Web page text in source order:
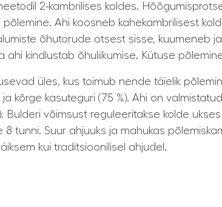
2-kambrilises koldes.
Ahi koosneb kahekambrilisest
õhutorude otsest sisse, kuumeneb
ahi kindlustab õhuliikumise. Kütuse
üles, kus toimub nende täielik
kõrge kasuteguri (75 %). Ahi on
võimsust reguleeritakse kolde
tunni. Suur ahjuuks ja mahukas
kui traditsioonilisel ahjudel.